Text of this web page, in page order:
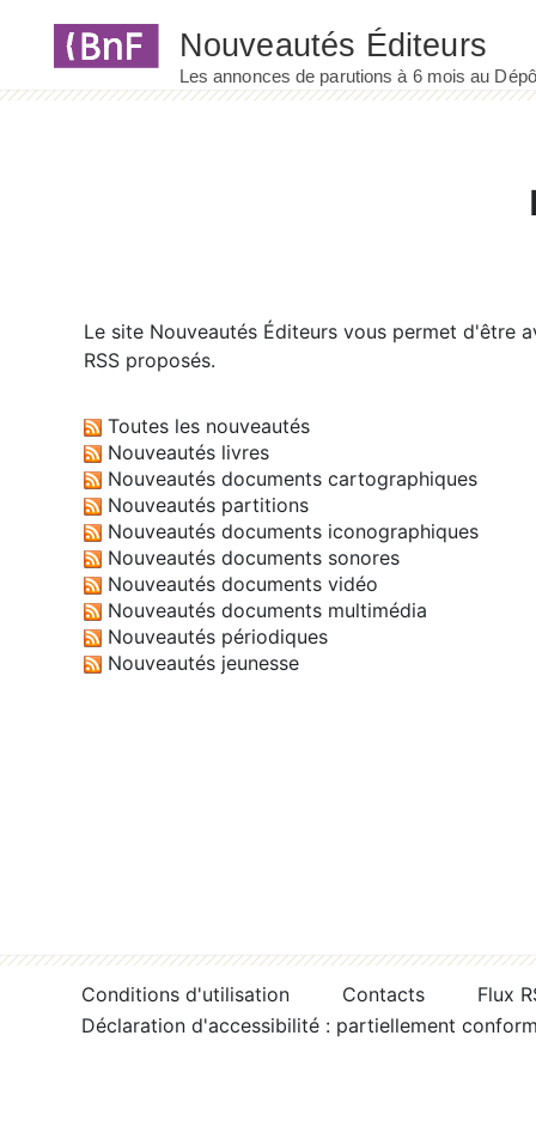
Le site Nouveautés Éditeurs vous permet d'être
RSS proposés.
Toutes les nouveautés
Nouveautés livres
Nouveautés documents cartographiques
Nouveautés partitions
Nouveautés documents iconographiques
Nouveautés documents sonores
Nouveautés documents vidéo
Nouveautés documents multimédia
Nouveautés périodiques
Nouveautés jeunesse
Conditions d'utilisation Contacts
Flux
Déclaration d'accessibilité : partiellement